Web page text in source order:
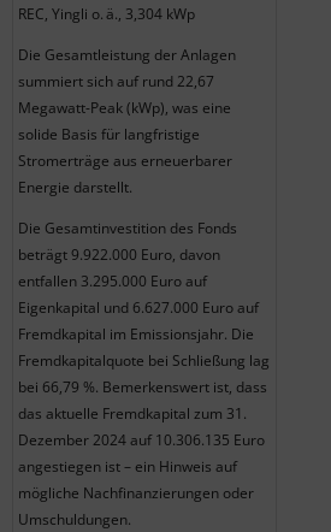
REC, Yingli o. ä., 3,304 kWp
Die Gesamtleistung der Anlagen
summiert sich auf rund 22,67
Megawatt-Peak (kWp), was eine
solide Basis für langfristige
Stromerträge aus erneuerbarer
Energie darstellt.
Die Gesamtinvestition des Fonds
beträgt 9.922.000 Euro, davon
entfallen 3.295.000 Euro auf
Eigenkapital und 6.627.000 Euro auf
Fremdkapital im Emissionsjahr. Die
Fremdkapitalquote bei Schließung lag
bei 66,79 %. Bemerkenswert ist, dass
das aktuelle Fremdkapital zum 31.
Dezember 2024 auf 10.306.135 Euro
angestiegen ist – ein Hinweis auf
mögliche Nachfinanzierungen oder
Umschuldungen.